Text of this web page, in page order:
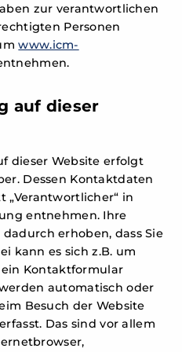
zur verantwortlichen
Personen
www.icm-
auf dieser
dieser Website erfolgt
Dessen Kontaktdaten
„Verantwortlicher“ in
entnehmen. Ihre
erhoben, dass Sie
kann es sich z.B. um
Kontaktformular
automatisch oder
Besuch der Website
Das sind vor allem